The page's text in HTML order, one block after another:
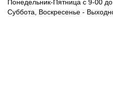
Понедельник-Пятница с 9-00
Суббота, Воскресенье -